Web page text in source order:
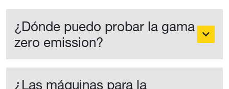
¿Dónde puedo probar la gama
zero emission?